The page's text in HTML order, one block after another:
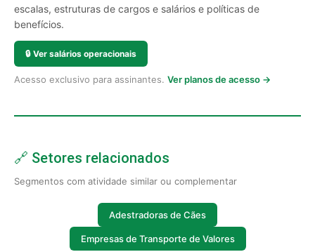
escalas, estruturas de cargos e salários e políticas de
benefícios.
🔒 Ver salários operacionais
Acesso exclusivo para assinantes. Ver planos de acesso →
🔗 Setores relacionados
Segmentos com atividade similar ou complementar
Adestradoras de Cães
Empresas de Transporte de Valores